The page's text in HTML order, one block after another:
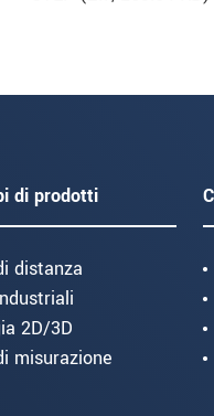
di prodotti
distanza
2D/3D
misurazione